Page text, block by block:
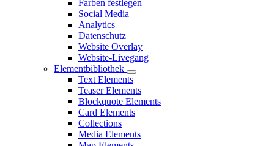
Farben festlegen
Social Media
Analytics
Datenschutz
Website Overlay
Website-Livegang
Elementbibliothek
Text Elements
Teaser Elements
Blockquote Elements
Card Elements
Collections
Media Elements